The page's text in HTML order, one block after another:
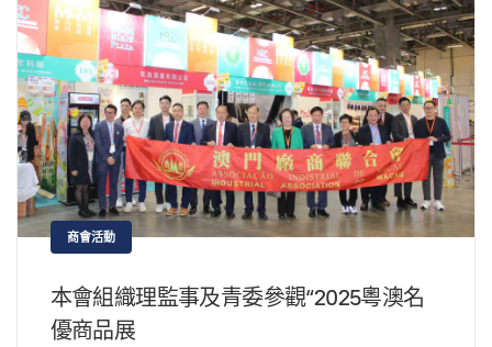
商會活動
本會組織理監事及青委參觀“2025粵澳名
優商品展